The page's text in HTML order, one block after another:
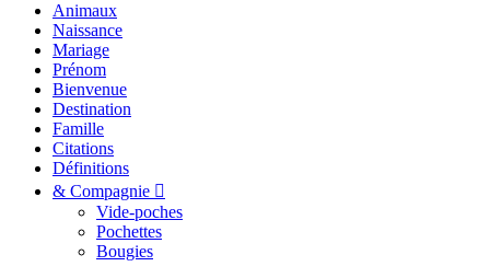
Animaux
Naissance
Mariage
Prénom
Bienvenue
Destination
Famille
Citations
Définitions
& Compagnie
Vide-poches
Pochettes
Bougies